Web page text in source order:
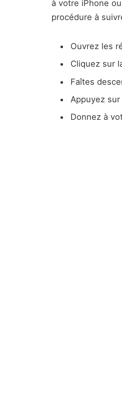
à votre iPhone
procédure à
Ouvrez les
Cliquez sur
Faîtes
Appuyez
Donnez à